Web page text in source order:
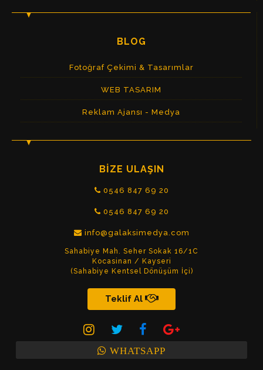
BLOG
Fotoğraf Çekimi & Tasarımlar
WEB TASARIM
Reklam Ajansı - Medya
BİZE ULAŞIN
0546 847 69 20
0546 847 69 20
info@galaksimedya.com
Sahabiye Mah. Seher Sokak 16/1C
Kocasinan / Kayseri
(Sahabiye Kentsel Dönüşüm İçi)
Teklif Al
WHATSAPP